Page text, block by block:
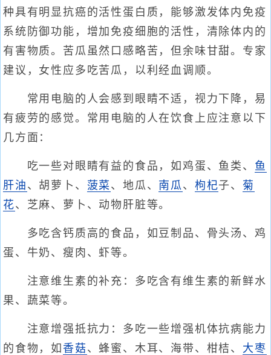
种具有明显抗癌的活性蛋白质，能够激发体内免疫
系统防御功能，增加免疫细胞的活性，清除体内的
有害物质。苦瓜虽然口感略苦，但余味甘甜。专家
建议，女性应多吃苦瓜，以利经血调顺。
常用电脑的人会感到眼睛不适，视力下降，易
有疲劳的感觉。常用电脑的人在饮食上应注意以下
几方面：
吃一些对眼睛有益的食品，如鸡蛋、鱼类、 鱼
肝油 、胡萝卜、 菠菜 、地瓜、 南瓜 、 枸杞子、 菊
花、芝麻、萝卜、动物肝脏等。
多吃含钙质高的食品，如豆制品、骨头汤、鸡
蛋、牛奶、瘦肉、虾等。
注意维生素的补充：多吃含有维生素的新鲜水
果、蔬菜等。
注意增强抵抗力：多吃一些增强机体抗病能力
的食物，如 香菇 、蜂蜜、木耳、海带、柑桔、 大枣